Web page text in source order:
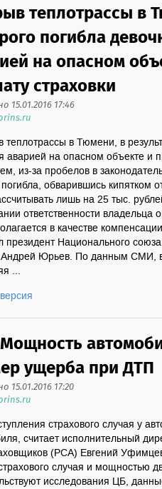
теплотрассы в
погибла
на опасном
страховки
15.01.2016 17:46
в Тюмени, в
аварией на опасном объекте и
из-за пробелов в
погибла, обварившись кипятком
лишь на 25 тыс.
ответственности владельца
в качестве
Национального союза
Юрьев. По данным СМИ, в
...
ущерба при ДТП
15.01.2016 17:20
страхового случая у
считает исполнительный
(РСА) Евгений
случая и мощностью
исследования ЦБ,